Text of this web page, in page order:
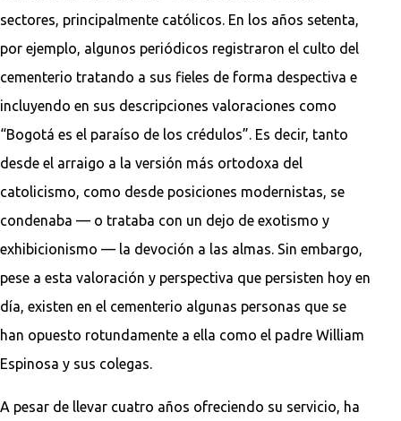
sectores, principalmente católicos. En los años setenta,
por ejemplo, algunos periódicos registraron el culto del
cementerio tratando a sus fieles de forma despectiva e
incluyendo en sus descripciones valoraciones como
“Bogotá es el paraíso de los crédulos”. Es decir, tanto
desde el arraigo a la versión más ortodoxa del
catolicismo, como desde posiciones modernistas, se
condenaba — o trataba con un dejo de exotismo y
exhibicionismo — la devoción a las almas. Sin embargo,
pese a esta valoración y perspectiva que persisten hoy en
día, existen en el cementerio algunas personas que se
han opuesto rotundamente a ella como el padre William
Espinosa y sus colegas.
A pesar de llevar cuatro años ofreciendo su servicio, ha